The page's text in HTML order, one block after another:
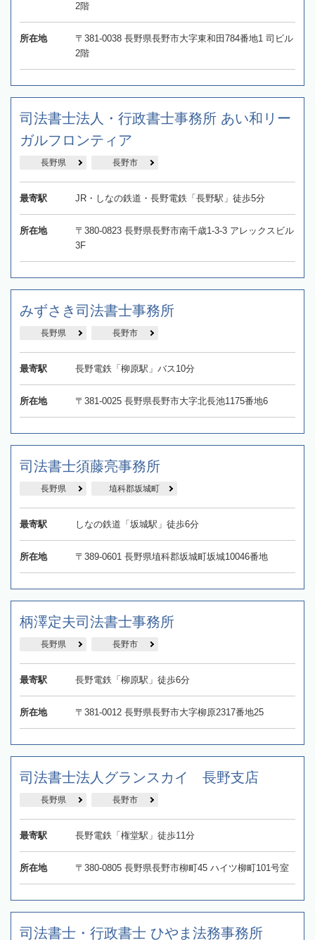
2階
所在地
〒381-0038 長野県長野市大字東和田784番地1 司ビル
2階
司法書士法人・行政書士事務所 あい和リー
ガルフロンティア
長野県 長野市
最寄駅 JR・しなの鉄道・長野電鉄「長野駅」徒歩5分
所在地
〒380-0823 長野県長野市南千歳1-3-3 アレックスビル
3F
みずさき司法書士事務所
長野県 長野市
最寄駅 長野電鉄「柳原駅」バス10分
所在地 〒381-0025 長野県長野市大字北長池1175番地6
司法書士須藤亮事務所
長野県 埴科郡坂城町
最寄駅 しなの鉄道「坂城駅」徒歩6分
所在地 〒389-0601 長野県埴科郡坂城町坂城10046番地
柄澤定夫司法書士事務所
長野県 長野市
最寄駅 長野電鉄「柳原駅」徒歩6分
所在地 〒381-0012 長野県長野市大字柳原2317番地25
司法書士法人グランスカイ 長野支店
長野県 長野市
最寄駅 長野電鉄「権堂駅」徒歩11分
所在地 〒380-0805 長野県長野市柳町45 ハイツ柳町101号室
司法書士・行政書士 ひやま法務事務所